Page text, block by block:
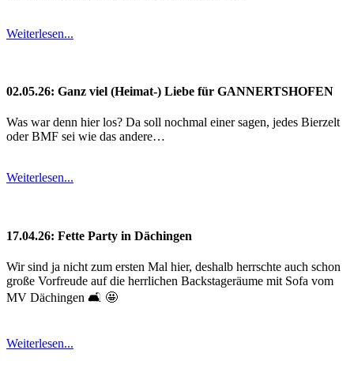
Weiterlesen...
02.05.26: Ganz viel (Heimat-) Liebe für GANNERTSHOFEN
Was war denn hier los? Da soll nochmal einer sagen, jedes Bierzelt
oder BMF sei wie das andere…
Weiterlesen...
17.04.26: Fette Party in Dächingen
Wir sind ja nicht zum ersten Mal hier, deshalb herrschte auch schon
große Vorfreude auf die herrlichen Backstageräume mit Sofa vom
MV Dächingen 🛋️ 🤩
Weiterlesen...